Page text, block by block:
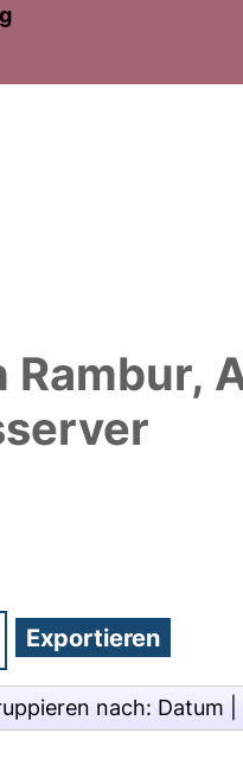
Rambur,
nach: Datum